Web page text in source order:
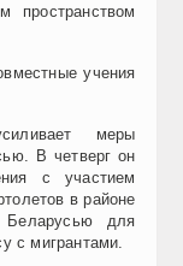
пространством
учения
меры
В четверг он
с участием
в районе
для
с мигрантами.